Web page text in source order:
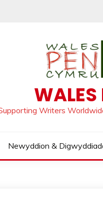
WALES
Writers
Newyddion &